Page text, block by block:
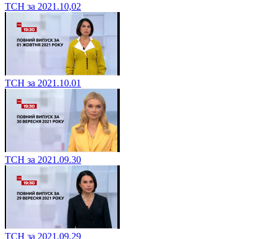
ТСН за 2021.10,02
ТСН за 2021.10.01
ТСН за 2021.09.30
ТСН за 2021.09.29